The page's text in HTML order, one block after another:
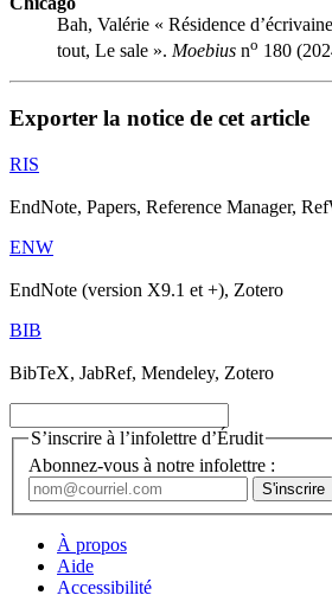
Bah, Valérie « Résidence
tout, Le sale ». Moebius no 180
Exporter la notice de cet article
RIS
EndNote, Papers, Reference Manager,
ENW
EndNote (version X9.1 et +), Zotero
BIB
BibTeX, JabRef, Mendeley, Zotero
S’inscrire à l’infolettre d’Érudit
Abonnez-vous à notre infolettre :
À propos
Aide
Accessibilité